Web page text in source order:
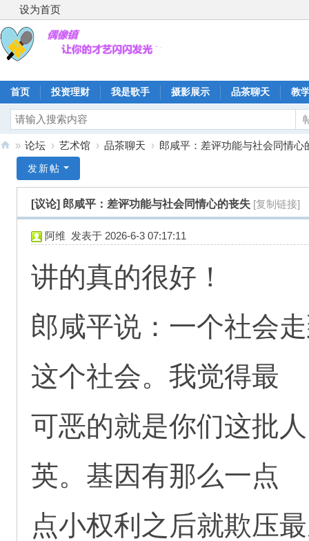
设为首页
首页 投资理财 我是歌手 摄影展示 品茶聊天 教
» 论坛 › 艺术馆 › 品茶聊天 › 郎咸平：差评功能与社会同情心
发新帖
[议论] 郎咸平：差评功能与社会同情心的丧失 [复制链接]
阿维 发表于 2026-6-3 07:17:11
讲的真的很好！
郎咸平说：一个社会
这个社会。我觉得最
可恶的就是你们这批
英。基因有那么一点
点小权利之后就欺压